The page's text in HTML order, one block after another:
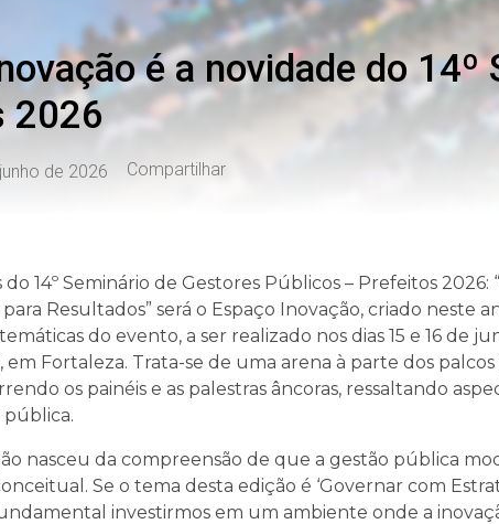
é a novidade do
2026
de 2026 Compartilhar
do 14º Seminário de Gestores Públicos – Prefeitos 2026:
Resultados” será o Espaço Inovação, criado neste
do evento, a ser realizado nos dias 15 e 16 de
em Fortaleza. Trata-se de uma arena à parte dos palcos
os painéis e as palestras âncoras, ressaltando
pública.
nasceu da compreensão de que a gestão pública
Se o tema desta edição é ‘Governar com
investirmos em um ambiente onde a